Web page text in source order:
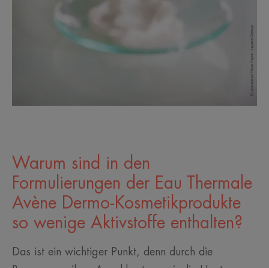
Warum sind in den
Formulierungen der Eau Thermale
Avène Dermo-Kosmetikprodukte
so wenige Aktivstoffe enthalten?
Das ist ein wichtiger Punkt, denn durch die